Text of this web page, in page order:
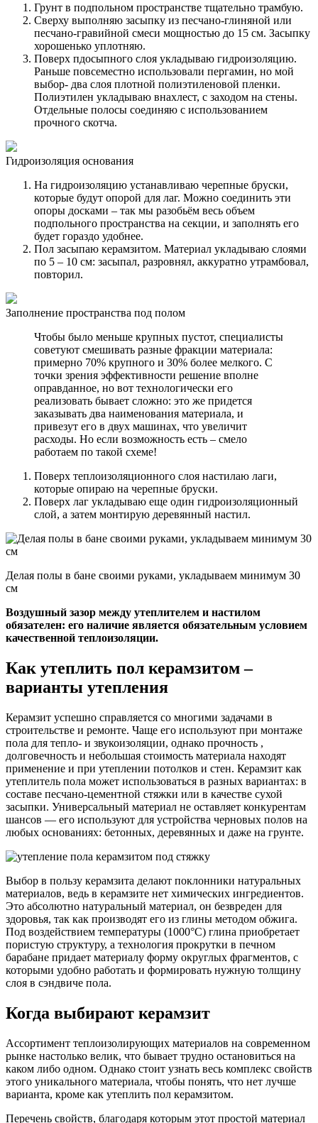
Грунт в подпольном пространстве тщательно трамбую.
Сверху выполняю засыпку из песчано-глиняной или
песчано-гравийной смеси мощностью до 15 см. Засыпку
хорошенько уплотняю.
Поверх пдосыпного слоя укладываю гидроизоляцию.
Раньше повсеместно использовали пергамин, но мой
выбор- два слоя плотной полиэтиленовой пленки.
Полиэтилен укладываю внахлест, с заходом на стены.
Отдельные полосы соединяю с использованием
прочного скотча.
Гидроизоляция основания
На гидроизоляцию устанавливаю черепные бруски,
которые будут опорой для лаг. Можно соединить эти
опоры досками – так мы разобьём весь объем
подпольного пространства на секции, и заполнять его
будет гораздо удобнее.
Пол засыпаю керамзитом. Материал укладываю слоями
по 5 – 10 см: засыпал, разровнял, аккуратно утрамбовал,
повторил.
Заполнение пространства под полом
Чтобы было меньше крупных пустот, специалисты
советуют смешивать разные фракции материала:
примерно 70% крупного и 30% более мелкого. С
точки зрения эффективности решение вполне
оправданное, но вот технологически его
реализовать бывает сложно: это же придется
заказывать два наименования материала, и
привезут его в двух машинах, что увеличит
расходы. Но если возможность есть – смело
работаем по такой схеме!
Поверх теплоизоляционного слоя настилаю лаги,
которые опираю на черепные бруски.
Поверх лаг укладываю еще один гидроизоляционный
слой, а затем монтирую деревянный настил.
Делая полы в бане своими руками, укладываем минимум 30
см
Воздушный зазор между утеплителем и настилом
обязателен: его наличие является обязательным условием
качественной теплоизоляции.
Как утеплить пол керамзитом –
варианты утепления
Керамзит успешно справляется со многими задачами в
строительстве и ремонте. Чаще его используют при монтаже
пола для тепло- и звукоизоляции, однако прочность ,
долговечность и небольшая стоимость материала находят
применение и при утеплении потолков и стен. Керамзит как
утеплитель пола может использоваться в разных вариантах: в
составе песчано-цементной стяжки или в качестве сухой
засыпки. Универсальный материал не оставляет конкурентам
шансов — его используют для устройства черновых полов на
любых основаниях: бетонных, деревянных и даже на грунте.
Выбор в пользу керамзита делают поклонники натуральных
материалов, ведь в керамзите нет химических ингредиентов.
Это абсолютно натуральный материал, он безвреден для
здоровья, так как производят его из глины методом обжига.
Под воздействием температуры (1000°C) глина приобретает
пористую структуру, а технология прокрутки в печном
барабане придает материалу форму округлых фрагментов, с
которыми удобно работать и формировать нужную толщину
слоя в сэндвиче пола.
Когда выбирают керамзит
Ассортимент теплоизолирующих материалов на современном
рынке настолько велик, что бывает трудно остановиться на
каком либо одном. Однако стоит узнать весь комплекс свойств
этого уникального материала, чтобы понять, что нет лучше
варианта, кроме как утеплить пол керамзитом.
Перечень свойств, благодаря которым этот простой материал